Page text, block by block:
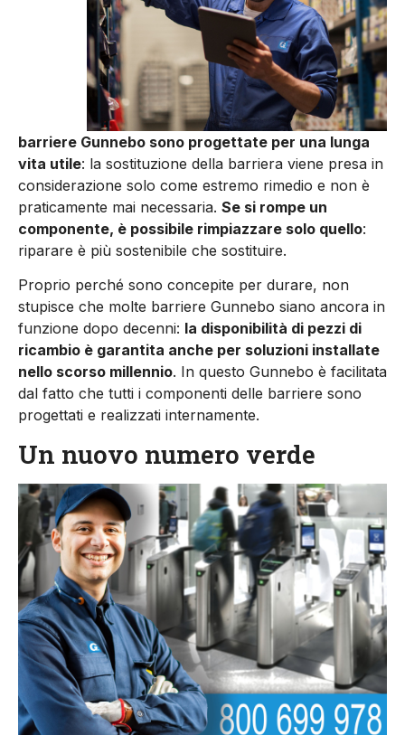
barriere Gunnebo sono progettate per una lunga
vita utile: la sostituzione della barriera viene presa in
considerazione solo come estremo rimedio e non è
praticamente mai necessaria. Se si rompe un
componente, è possibile rimpiazzare solo quello:
riparare è più sostenibile che sostituire.
Proprio perché sono concepite per durare, non
stupisce che molte barriere Gunnebo siano ancora in
funzione dopo decenni: la disponibilità di pezzi di
ricambio è garantita anche per soluzioni installate
nello scorso millennio. In questo Gunnebo è facilitata
dal fatto che tutti i componenti delle barriere sono
progettati e realizzati internamente.
Un nuovo numero verde